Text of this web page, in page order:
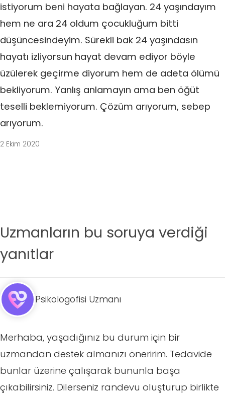
istiyorum beni hayata bağlayan. 24 yaşındayım
hem ne ara 24 oldum çocukluğum bitti
düşüncesindeyim. Sürekli bak 24 yaşındasın
hayatı izliyorsun hayat devam ediyor böyle
üzülerek geçirme diyorum hem de adeta ölümü
bekliyorum. Yanlış anlamayın ama ben öğüt
teselli beklemiyorum. Çözüm arıyorum, sebep
arıyorum.
2 Ekim 2020
Uzmanların bu soruya verdiği
yanıtlar
Psikologofisi Uzmanı
Merhaba, yaşadığınız bu durum için bir
uzmandan destek almanızı öneririm. Tedavide
bunlar üzerine çalışarak bununla başa
çıkabilirsiniz. Dilerseniz randevu oluşturup birlikte